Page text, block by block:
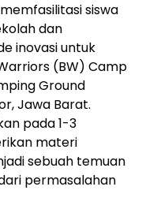
siswa
dan
inovasi untuk
(BW) Camp
Ground
Jawa Barat.
pada 1-3
materi
sebuah temuan
permasalahan